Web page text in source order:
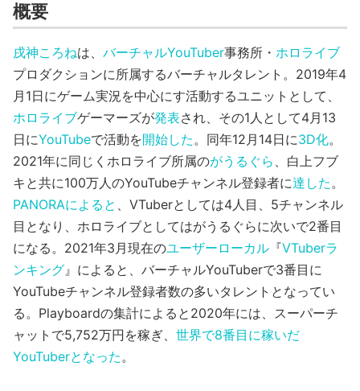
概要
戌神ころねは、 バーチャルYouTuber事務所・ ホロライブ
プロダクションに所属するバーチャルタレント。2019年4
月1日にゲーム実況を中心にす活動するユニットとして、
ホロライブゲーマーズが発表され、その1人として4月13
日にYouTubeで活動を開始した。同年12月14日に3D化。
2021年に同じくホロライブ所属のがうるぐら 、白上フブ
キと共に100万人のYouTubeチャンネル登録者に達した。
PANORAによると 、VTuberとしては4人目、5チャンネル
目となり、ホロライブとしてはがうるぐらに次いで2番目
になる。2021年3月現在のユーザーローカル 『VTuberラ
ンキング』によると、バーチャルYouTuberで3番目に
YouTubeチャンネル登録者数の多いタレントとなってい
る。Playboardの集計によると2020年には、スーパーチ
ャットで5,752万円を稼ぎ、 世界で8番目に稼いだ
YouTuberとなった。